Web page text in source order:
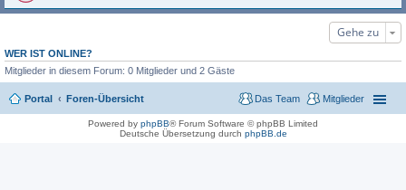
Gehe zu
WER IST ONLINE?
Mitglieder in diesem Forum: 0 Mitglieder und 2 Gäste
Portal Foren-Übersicht Mitglieder
Das Team
Powered by phpBB® Forum Software © phpBB Limited
Deutsche Übersetzung durch phpBB.de